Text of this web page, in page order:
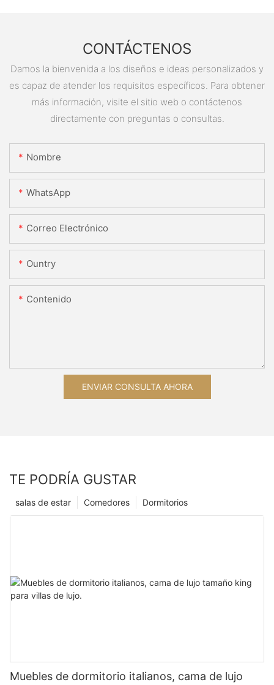
CONTÁCTENOS
Damos la bienvenida a los diseños e ideas personalizados y
es capaz de atender los requisitos específicos. Para obtener
más información, visite el sitio web o contáctenos
directamente con preguntas o consultas.
Nombre
WhatsApp
Correo Electrónico
Ountry
Contenido
ENVIAR CONSULTA AHORA
TE PODRÍA GUSTAR
Dormitorios
Comedores
salas de estar
Muebles de dormitorio italianos, cama de lujo